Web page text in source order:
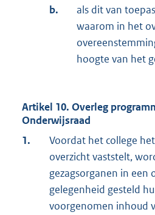
b.
als dit van
waarom in het
hoogte van het
Artikel 10. Overleg
Onderwijsraad
1.
Voordat het college
overzicht vaststelt,
gezagsorganen in een
gelegenheid gesteld
voorgenomen inhoud